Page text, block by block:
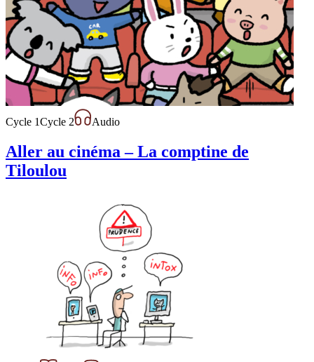
Cycle 1Cycle 2 Audio
Aller au cinéma – La comptine de
Tiloulou